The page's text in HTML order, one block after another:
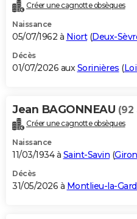
Destinations
City break
Voyage nature
Voyage de noces
Forum
Climat
+PHOTO
GUIDES D'ACHAT
BONS PLANS
Carte de Noël
Carte Bonne année
Carte Saint-Valentin
Carte Pâques
Carte d'anniversaire
DICTIONNAIRE
Dictionnaire
Biographies
Citations
Expressions
Proverbes
PROGRAMME TV
S'inscrire
Se connecter
Lycées
Collèges
Primaires
Universités
Entreprises
Service militaire
Avis de recherche
AVIS DE DÉCÈS
Créer une cagnotte obsèques
Naissance
05/07/1962 à Niort(Deux-
Décès
01/07/2026 auxSorinières (
Jean BAGONNEAU (92
Créer une cagnotte obsèques
Naissance
11/03/1934 à Saint-Savin (
Décès
31/05/2026 à Montlieu-la-